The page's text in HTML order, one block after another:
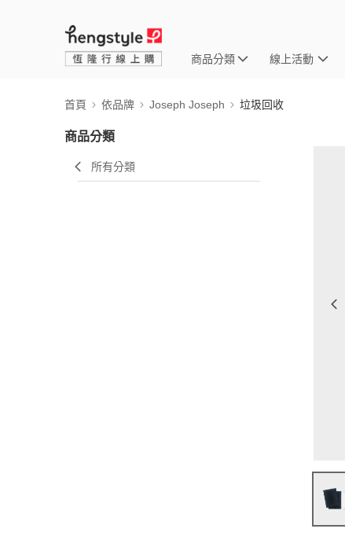
商品分類 線上活動
首頁 依品牌 Joseph Joseph 垃圾回收
商品分類
所有分類